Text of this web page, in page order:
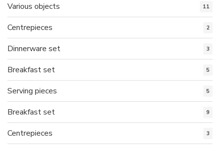
Various objects 11
Centrepieces 2
Dinnerware set 3
Breakfast set 5
Serving pieces 5
Breakfast set 9
Centrepieces 3